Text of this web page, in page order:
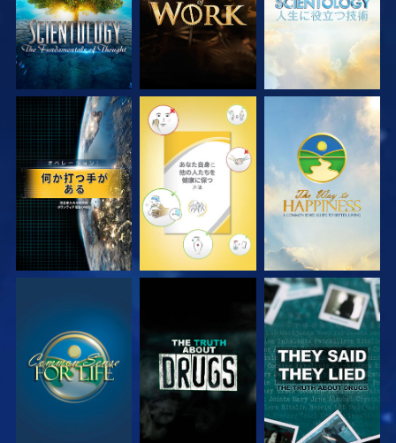
観る 観る 観る
観る 観る 観る